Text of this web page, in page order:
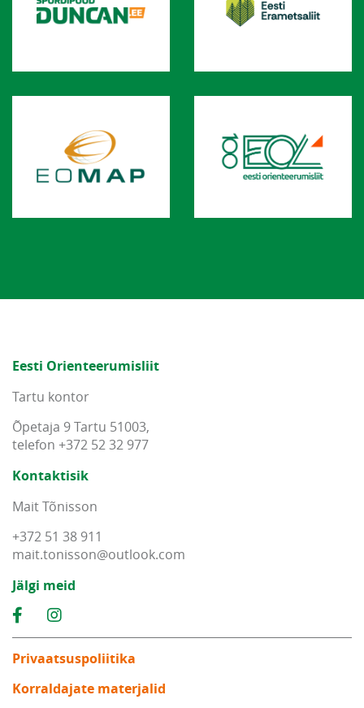
Eesti Orienteerumisliit
Tartu kontor
Õpetaja 9 Tartu 51003,
telefon +372 52 32 977
Kontaktisik
Mait Tõnisson
+372 51 38 911
mait.tonisson@outlook.com
Jälgi meid
Privaatsuspoliitika
Korraldajate materjalid